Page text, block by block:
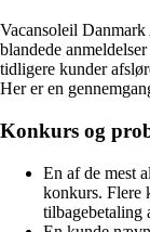
Vacansoleil Danmark
blandede
tidligere kunder
Her er en
Konkurs og
En af de mest
konkurs. Flere
tilbagebetaling